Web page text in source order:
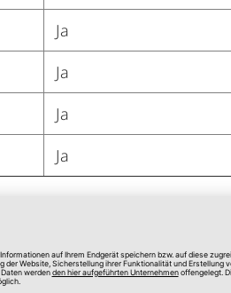
Ja
Ja
Ja
Ja